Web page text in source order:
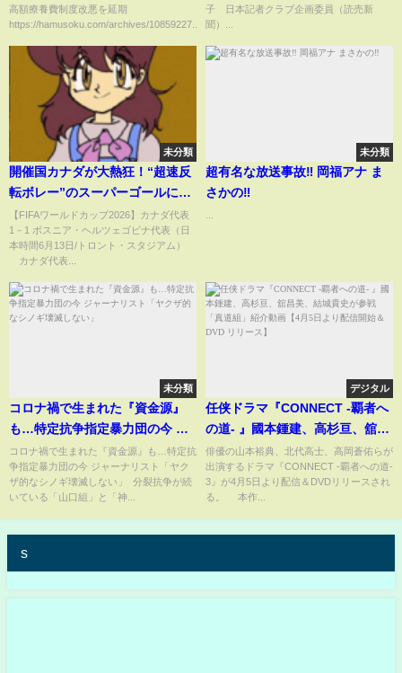
な？」３度目となる方針転換
高額療養費制度改悪を延期
https://hamusoku.com/archives/10859227...
子 日本記者クラブ企画委員（読売新
聞）...
未分類
開催国カナダが大熱狂！“超速反
転ボレー”のスーパーゴールに
「体の使い方うめぇ」「気持ち
でぶち込んだ」史上初のW杯勝点
1(ABEMA TIMES)
【FIFAワールドカップ2026】カナダ代表
1－1 ボスニア・ヘルツェゴビナ代表（日
本時間6月13日/トロント・スタジアム）
カナダ代表...
未分類
超有名な放送事故‼ 岡福アナ ま
さかの‼
未分類
コロナ禍で生まれた『資金源』
も…特定抗争指定暴力団の今 ジ
ャーナリスト「ヤクザ的なシノ
ギ壊滅しない」
コロナ禍で生まれた『資金源』も…特定抗
争指定暴力団の今 ジャーナリスト「ヤク
ザ的なシノギ壊滅しない」 分裂抗争が続
いている「山口組」と「神...
デジタル
任侠ドラマ『CONNECT -覇者へ
の道- 』國本鍾建、高杉亘、舘昌
美、結城貴史が参戦「真道組」
紹介動画【4月5日より配信開始
＆DVD リリース】
俳優の山本裕典、北代高士、高岡蒼佑らが
出演するドラマ『CONNECT -覇者への道-
3』が4月5日より配信＆DVDリリースされ
る。 本作...
s